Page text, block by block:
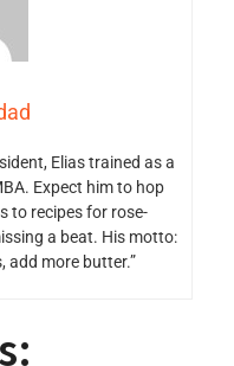
Elias trained as a
Expect him to hop
to recipes for rose-
a beat. His motto:
add more butter.”